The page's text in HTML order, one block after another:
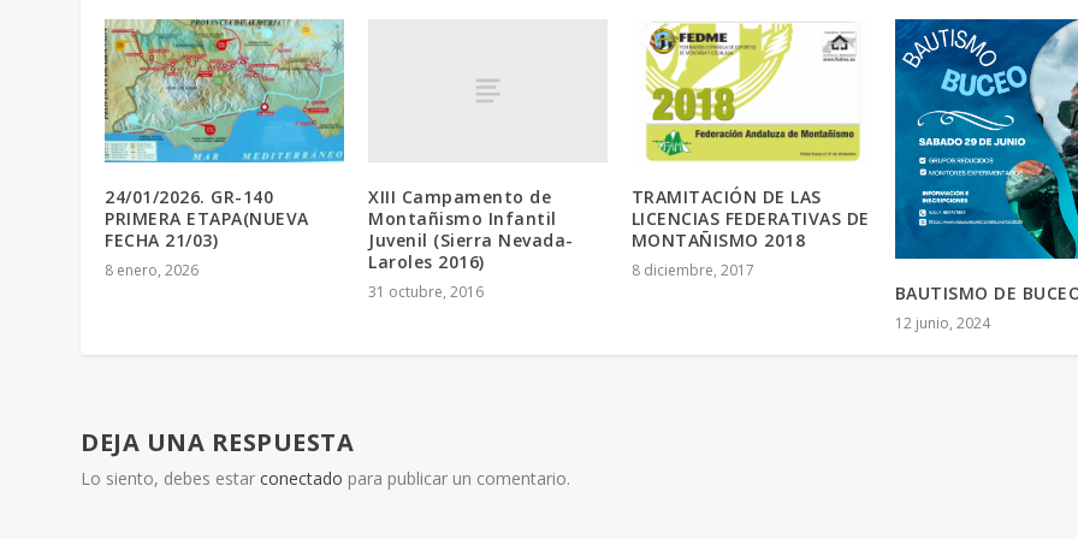
24/01/2026. GR-140
PRIMERA ETAPA(NUEVA
FECHA 21/03)
8 enero, 2026
XIII Campamento de
Montañismo Infantil
Juvenil (Sierra Nevada-
Laroles 2016)
31 octubre, 2016
TRAMITACIÓN DE LAS
LICENCIAS FEDERATIVAS DE
MONTAÑISMO 2018
8 diciembre, 2017
BAUTISMO DE
12 junio, 2024
DEJA UNA RESPUESTA
Lo siento, debes estarconectado para publicar un comentario.